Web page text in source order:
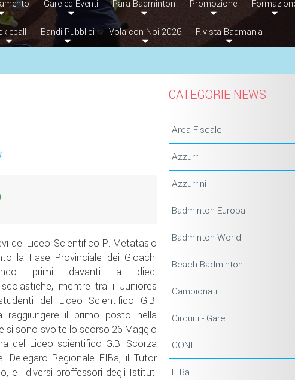
Gare ed Eventi Para Badminton Promozione
Bandi Pubblici Vola con Noi 2026 Rivista Badmania
del Liceo Scientifico P. Metatasio
la Fase Provinciale dei Gioachi
primi davanti a dieci
scolastiche, mentre tra i Juniores
del Liceo Scientifico G.B.
raggiungere il primo posto nella
si sono svolte lo scorso 26 Maggio
del Liceo scientifico G.B. Scorza
Delegaro Regionale FIBa, il Tutor
e i diversi proffessori degli Istituti
CATEGORIE NEWS
Area Fiscale
Azzurri
Azzurrini
Badminton Europa
Badminton World
Beach Badminton
Campionati
Circuiti - Gare
CONI
FIBa